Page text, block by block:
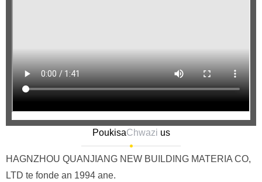
PoukisaChwazi us
HAGNZHOU QUANJIANG NEW BUILDING MATERIA CO,
LTD te fonde an 1994 ane.